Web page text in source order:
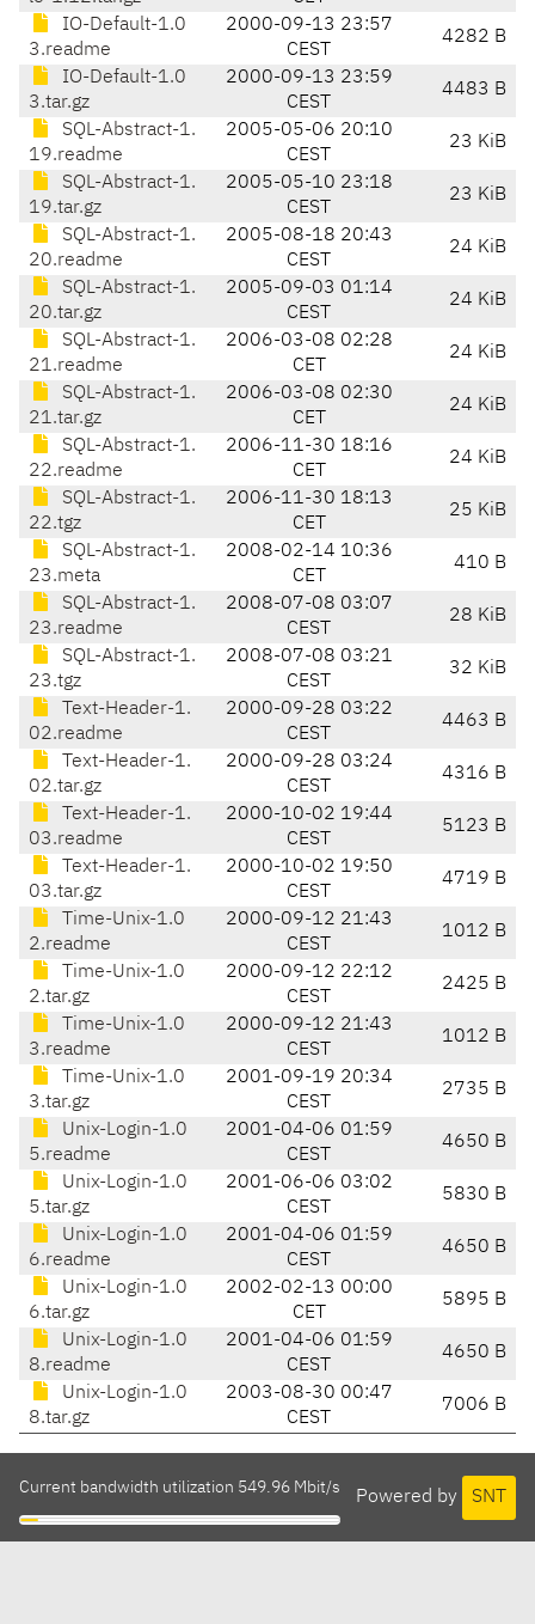
IO-Default-1.0
3.readme
2000-09-13 23:57
CEST
4282 B
IO-Default-1.0
3.tar.gz
2000-09-13 23:59
CEST
4483 B
SQL-Abstract-1.
19.readme
2005-05-06 20:10
CEST
23 KiB
SQL-Abstract-1.
19.tar.gz
2005-05-10 23:18
CEST
23 KiB
SQL-Abstract-1.
20.readme
2005-08-18 20:43
CEST
24 KiB
SQL-Abstract-1.
20.tar.gz
2005-09-03 01:14
CEST
24 KiB
SQL-Abstract-1.
21.readme
2006-03-08 02:28
CET
24 KiB
SQL-Abstract-1.
21.tar.gz
2006-03-08 02:30
CET
24 KiB
SQL-Abstract-1.
22.readme
2006-11-30 18:16
CET
24 KiB
SQL-Abstract-1.
22.tgz
2006-11-30 18:13
CET
25 KiB
SQL-Abstract-1.
23.meta
2008-02-14 10:36
CET
410 B
SQL-Abstract-1.
23.readme
2008-07-08 03:07
CEST
28 KiB
SQL-Abstract-1.
23.tgz
2008-07-08 03:21
CEST
32 KiB
Text-Header-1.
02.readme
2000-09-28 03:22
CEST
4463 B
Text-Header-1.
02.tar.gz
2000-09-28 03:24
CEST
4316 B
Text-Header-1.
03.readme
2000-10-02 19:44
CEST
5123 B
Text-Header-1.
03.tar.gz
2000-10-02 19:50
CEST
4719 B
Time-Unix-1.0
2.readme
2000-09-12 21:43
CEST
1012 B
Time-Unix-1.0
2.tar.gz
2000-09-12 22:12
CEST
2425 B
Time-Unix-1.0
3.readme
2000-09-12 21:43
CEST
1012 B
Time-Unix-1.0
3.tar.gz
2001-09-19 20:34
CEST
2735 B
Unix-Login-1.0
5.readme
2001-04-06 01:59
CEST
4650 B
Unix-Login-1.0
5.tar.gz
2001-06-06 03:02
CEST
5830 B
Unix-Login-1.0
6.readme
2001-04-06 01:59
CEST
4650 B
Unix-Login-1.0
6.tar.gz
2002-02-13 00:00
CET
5895 B
Unix-Login-1.0
8.readme
2001-04-06 01:59
CEST
4650 B
Unix-Login-1.0
8.tar.gz
2003-08-30 00:47
CEST
7006 B
Powered by SNT
Current bandwidth utilization 549.96 Mbit/s